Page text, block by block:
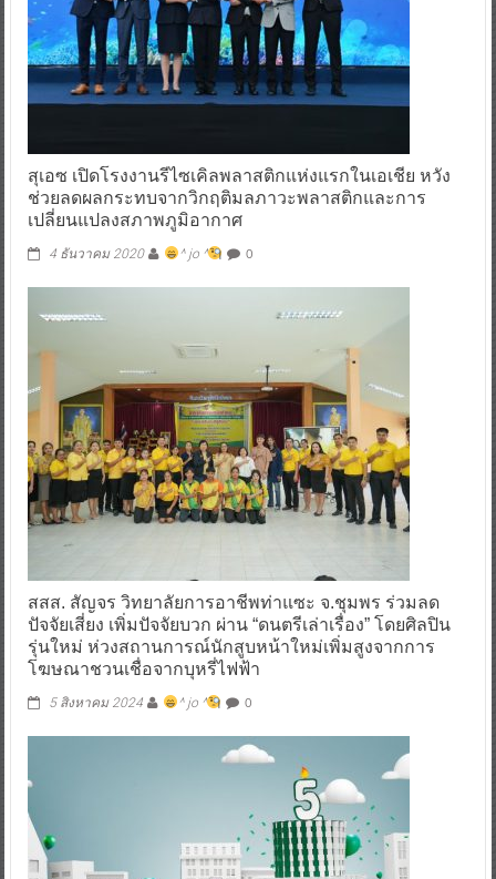
สุเอซ เปิดโรงงานรีไซเคิลพลาสติกแห่งแรกในเอเชีย หวัง
ช่วยลดผลกระทบจากวิกฤติมลภาวะพลาสติกและการ
เปลี่ยนแปลงสภาพภูมิอากาศ
4 ธันวาคม 2020 ^ jo ^ 0
สสส. สัญจร วิทยาลัยการอาชีพท่าแซะ จ.ชุมพร ร่วมลด
ปัจจัยเสี่ยง เพิ่มปัจจัยบวก ผ่าน “ดนตรีเล่าเรื่อง” โดยศิลปิน
รุ่นใหม่ ห่วงสถานการณ์นักสูบหน้าใหม่เพิ่มสูงจากการ
โฆษณาชวนเชื่อจากบุหรี่ไฟฟ้า
5 สิงหาคม 2024 ^ jo ^ 0